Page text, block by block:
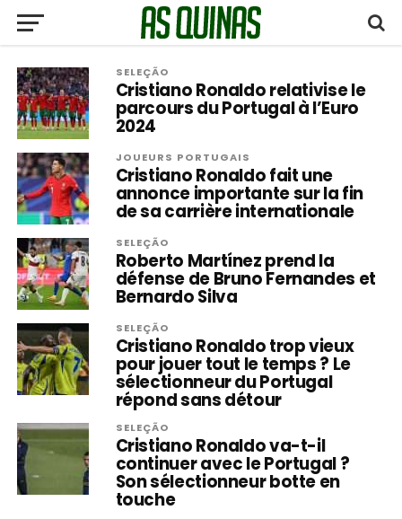
SELEÇÃO
Cristiano Ronaldo relativise le
parcours du Portugal à l’Euro
2024
JOUEURS PORTUGAIS
Cristiano Ronaldo fait une
annonce importante sur la fin
de sa carrière internationale
SELEÇÃO
Roberto Martínez prend la
défense de Bruno Fernandes et
Bernardo Silva
SELEÇÃO
Cristiano Ronaldo trop vieux
pour jouer tout le temps ? Le
sélectionneur du Portugal
répond sans détour
SELEÇÃO
Cristiano Ronaldo va-t-il
continuer avec le Portugal ?
Son sélectionneur botte en
touche